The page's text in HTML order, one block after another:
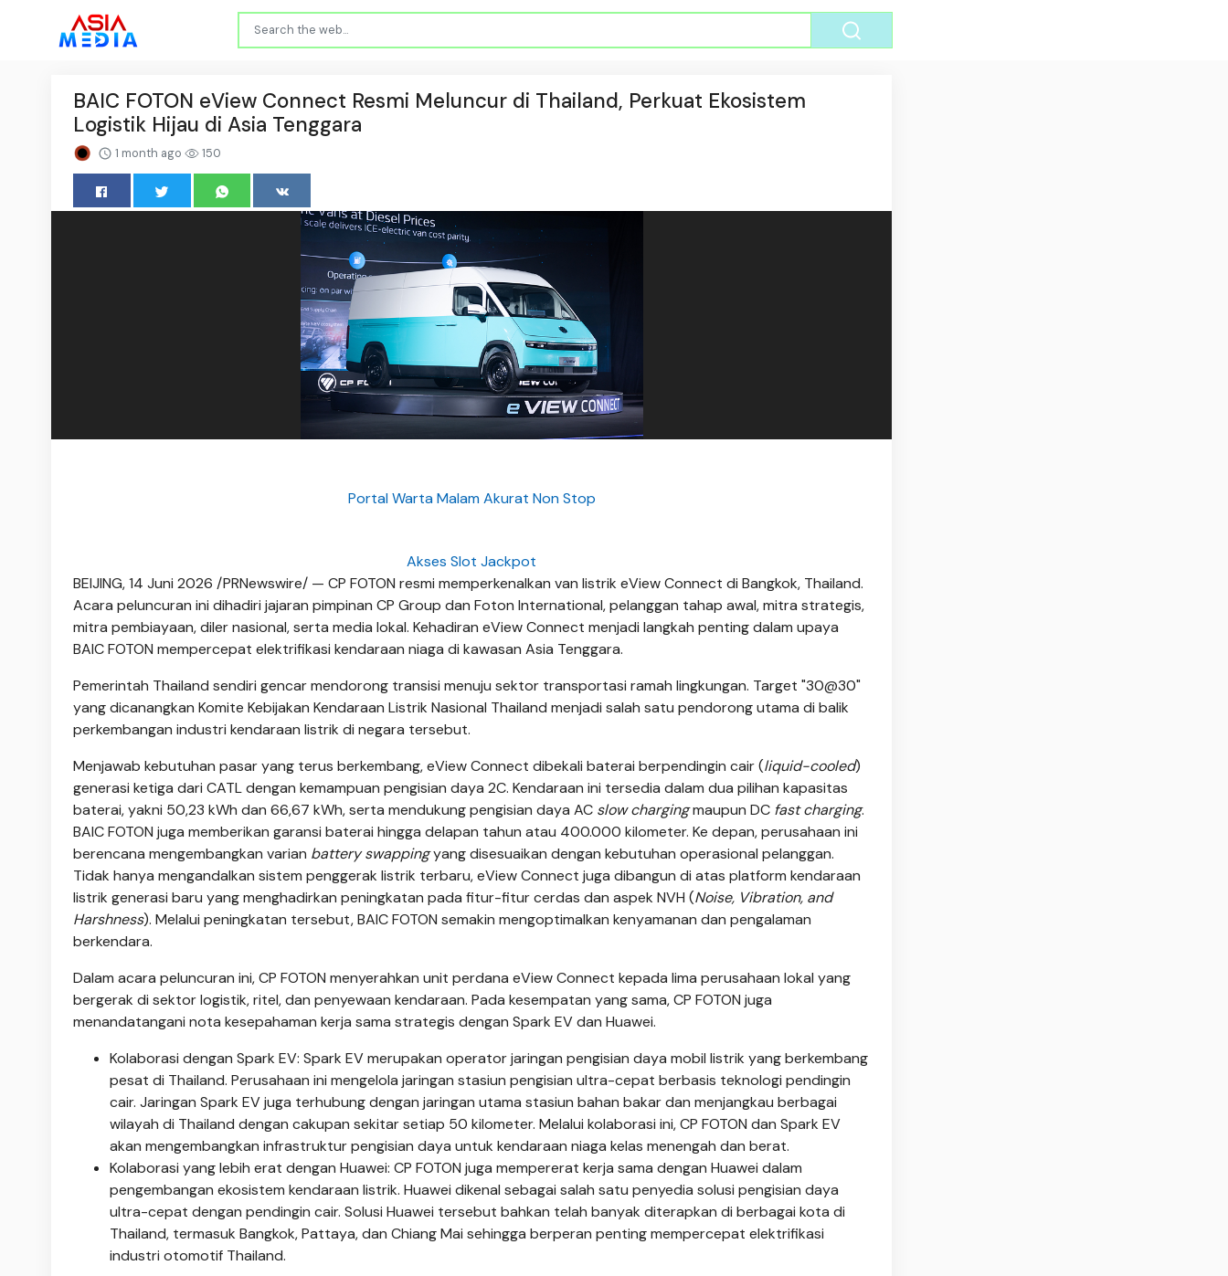
BAIC FOTON eView Connect Resmi Meluncur di Thailand, Perkuat Ekosistem
Logistik Hijau di Asia Tenggara
1 month ago 150
Portal Warta Malam Akurat Non Stop
Akses Slot Jackpot
BEIJING, 14 Juni 2026 /PRNewswire/ — CP FOTON resmi memperkenalkan van listrik eView Connect di Bangkok, Thailand.
Acara peluncuran ini dihadiri jajaran pimpinan CP Group dan Foton International, pelanggan tahap awal, mitra strategis,
mitra pembiayaan, diler nasional, serta media lokal. Kehadiran eView Connect menjadi langkah penting dalam upaya
BAIC FOTON mempercepat elektrifikasi kendaraan niaga di kawasan Asia Tenggara.
Pemerintah Thailand sendiri gencar mendorong transisi menuju sektor transportasi ramah lingkungan. Target "30@30"
yang dicanangkan Komite Kebijakan Kendaraan Listrik Nasional Thailand menjadi salah satu pendorong utama di balik
perkembangan industri kendaraan listrik di negara tersebut.
Menjawab kebutuhan pasar yang terus berkembang, eView Connect dibekali baterai berpendingin cair (liquid-cooled)
generasi ketiga dari CATL dengan kemampuan pengisian daya 2C. Kendaraan ini tersedia dalam dua pilihan kapasitas
baterai, yakni 50,23 kWh dan 66,67 kWh, serta mendukung pengisian daya AC slow chargingmaupun DC fast charging.
BAIC FOTON juga memberikan garansi baterai hingga delapan tahun atau 400.000 kilometer. Ke depan, perusahaan ini
berencana mengembangkan varian battery swappingyang disesuaikan dengan kebutuhan operasional pelanggan.
Tidak hanya mengandalkan sistem penggerak listrik terbaru, eView Connect juga dibangun di atas platform kendaraan
listrik generasi baru yang menghadirkan peningkatan pada fitur-fitur cerdas dan aspek NVH (Noise, Vibration, and
Harshness). Melalui peningkatan tersebut, BAIC FOTON semakin mengoptimalkan kenyamanan dan pengalaman
berkendara.
Dalam acara peluncuran ini, CP FOTON menyerahkan unit perdana eView Connect kepada lima perusahaan lokal yang
bergerak di sektor logistik, ritel, dan penyewaan kendaraan. Pada kesempatan yang sama, CP FOTON juga
menandatangani nota kesepahaman kerja sama strategis dengan Spark EV dan Huawei.
Kolaborasi dengan Spark EV: Spark EV merupakan operator jaringan pengisian daya mobil listrik yang berkembang
pesat di Thailand. Perusahaan ini mengelola jaringan stasiun pengisian ultra-cepat berbasis teknologi pendingin
cair. Jaringan Spark EV juga terhubung dengan jaringan utama stasiun bahan bakar dan menjangkau berbagai
wilayah di Thailand dengan cakupan sekitar setiap 50 kilometer. Melalui kolaborasi ini, CP FOTON dan Spark EV
akan mengembangkan infrastruktur pengisian daya untuk kendaraan niaga kelas menengah dan berat.
Kolaborasi yang lebih erat dengan Huawei: CP FOTON juga mempererat kerja sama dengan Huawei dalam
pengembangan ekosistem kendaraan listrik. Huawei dikenal sebagai salah satu penyedia solusi pengisian daya
ultra-cepat dengan pendingin cair. Solusi Huawei tersebut bahkan telah banyak diterapkan di berbagai kota di
Thailand, termasuk Bangkok, Pattaya, dan Chiang Mai sehingga berperan penting mempercepat elektrifikasi
industri otomotif Thailand.